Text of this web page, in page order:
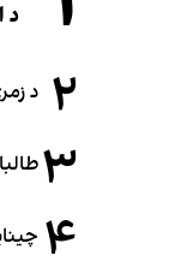
د
۲ د زمري ۱۵مه؛ د افغانستان د سقوط د پیل پنځه
۳
۴